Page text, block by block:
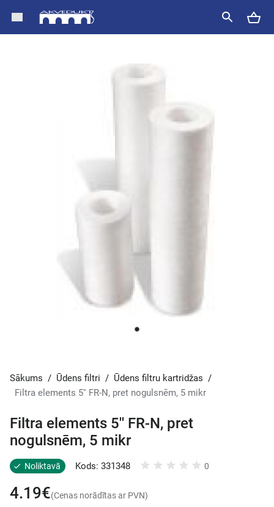
Sākums / Ūdens filtri / Ūdens filtru kartridžas /
Filtra elements 5'' FR-N, pret nogulsnēm, 5 mikr
Filtra elements 5'' FR-N, pret
nogulsnēm, 5 mikr
Noliktavā Kods: 331348 0
4.19€(Cenas norādītas ar PVN)